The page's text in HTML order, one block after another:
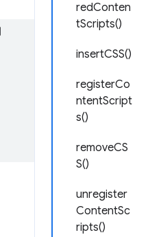
redConten
tScripts()
insertCSS()
registerCo
ntentScript
s()
removeCS
S()
unregister
ContentSc
ripts()